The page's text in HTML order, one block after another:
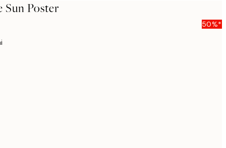
Sun Poster
50%*